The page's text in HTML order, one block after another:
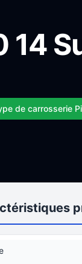
14
de carrosserie